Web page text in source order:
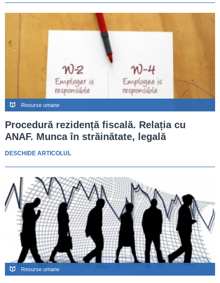
Resurse umane
Procedură rezidență fiscală. Relația cu
ANAF. Munca în străinătate, legală
DESCHIDE ARTICOLUL
Resurse umane